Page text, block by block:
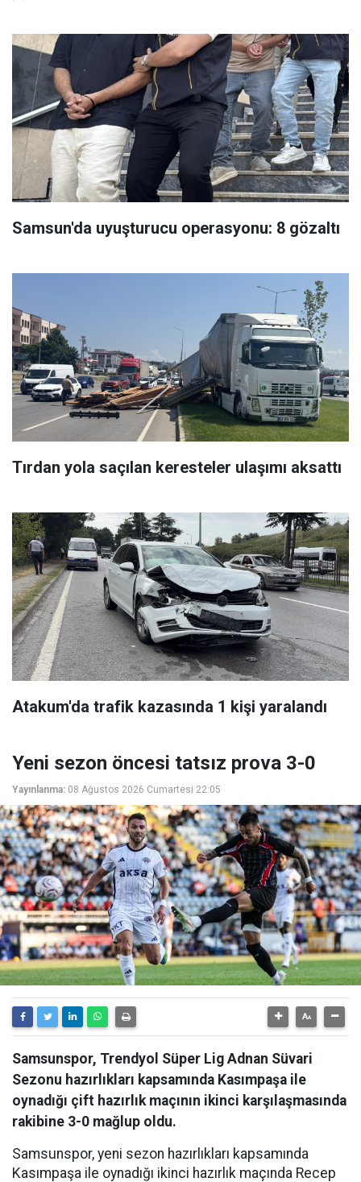
Samsun'da uyuşturucu operasyonu: 8 gözaltı
Tırdan yola saçılan keresteler ulaşımı aksattı
Atakum'da trafik kazasında 1 kişi yaralandı
Yeni sezon öncesi tatsız prova 3-0
Yayınlanma: 08 Ağustos 2026 Cumartesi 22:05
Samsunspor, Trendyol Süper Lig Adnan Süvari
Sezonu hazırlıkları kapsamında Kasımpaşa ile
oynadığı çift hazırlık maçının ikinci karşılaşmasında
rakibine 3-0 mağlup oldu.
Samsunspor, yeni sezon hazırlıkları kapsamında
Kasımpaşa ile oynadığı ikinci hazırlık maçında Recep